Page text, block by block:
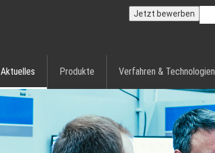
Jetzt bewerben
Aktuelles Produkte Verfahren & Technologien